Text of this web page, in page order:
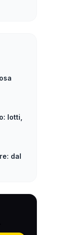
lotti,
dal